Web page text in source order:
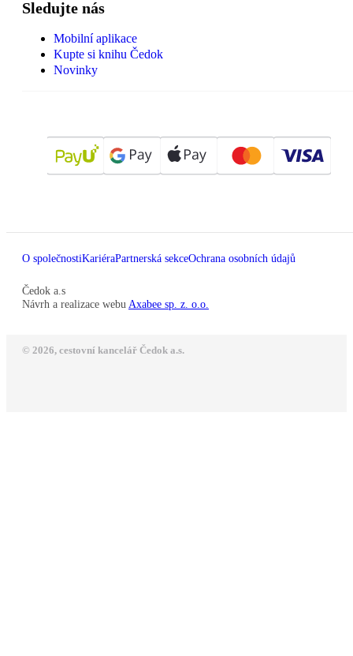
Sledujte nás
Mobilní aplikace
Kupte si knihu Čedok
Novinky
O společnostiKariéraPartnerská sekceOchrana osobních údajů
Čedok a.s
Návrh a realizace webu Axabee sp. z. o.o.
© 2026, cestovní kancelář Čedok a.s.